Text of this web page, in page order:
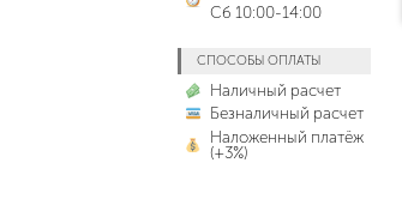
Сб 10:00-14:00
СПОСОБЫ ОПЛАТЫ
Наличный расчет
Безналичный расчет
Наложенный платёж
(+3%)